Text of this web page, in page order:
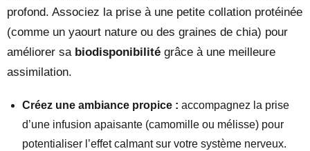
profond. Associez la prise à une petite collation protéinée
(comme un yaourt nature ou des graines de chia) pour
améliorer sa biodisponibilité grâce à une meilleure
assimilation.
Créez une ambiance propice : accompagnez la prise
d’une infusion apaisante (camomille ou mélisse) pour
potentialiser l’effet calmant sur votre système nerveux.